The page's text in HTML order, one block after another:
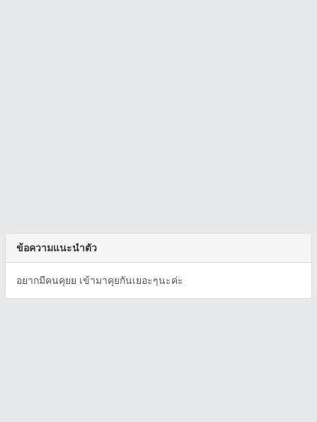
ข้อความแนะนำตัว
อยากมีคนคุยย เข้ามาคุยกันเยอะๆนะค่ะ